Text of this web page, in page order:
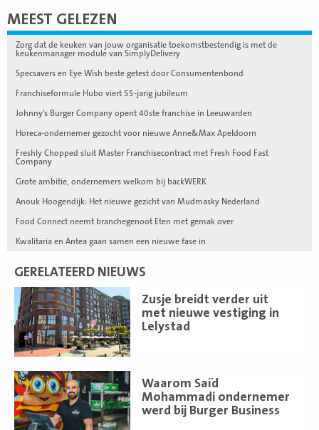
MEEST GELEZEN
Zorg dat de keuken van jouw organisatie toekomstbestendig is met de
keukenmanager module van SimplyDelivery
Specsavers en Eye Wish beste getest door Consumentenbond
Franchiseformule Hubo viert 55-jarig jubileum
Johnny’s Burger Company opent 40ste franchise in Leeuwarden
Horeca-ondernemer gezocht voor nieuwe Anne&Max Apeldoorn
Freshly Chopped sluit Master Franchisecontract met Fresh Food Fast
Company
Grote ambitie, ondernemers welkom bij backWERK
Anouk Hoogendijk: Het nieuwe gezicht van Mudmasky Nederland
Food Connect neemt branchegenoot Eten met gemak over
Kwalitaria en Antea gaan samen een nieuwe fase in
GERELATEERD NIEUWS
Zusje breidt verder uit
met nieuwe vestiging in
Lelystad
Lees
meer
Waarom Saïd
Mohammadi ondernemer
werd bij Burger Business
Lees
meer